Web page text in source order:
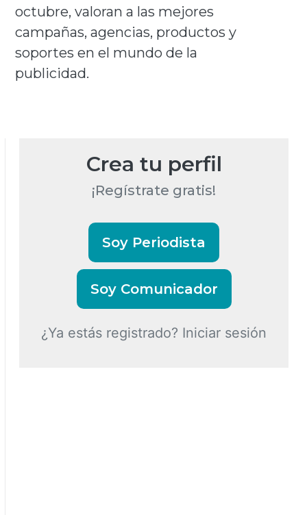
octubre, valoran a las mejores
campañas, agencias, productos y
soportes en el mundo de la
publicidad.
Crea tu perfil
¡Regístrate gratis!
Soy Periodista
Soy Comunicador
¿Ya estás registrado? Iniciar sesión